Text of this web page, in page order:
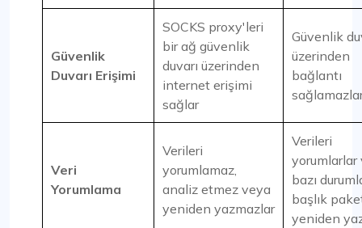
Güvenlik
Duvarı Erişimi
SOCKS proxy'leri
bir ağ güvenlik
duvarı üzerinden
internet erişimi
sağlar
Güvenlik
üzerinden
bağlantı
Veri
Yorumlama
Verileri
yorumlamaz,
analiz etmez veya
yeniden yazmazlar
Verileri
yorumlarlar
bazı
başlık
yeniden